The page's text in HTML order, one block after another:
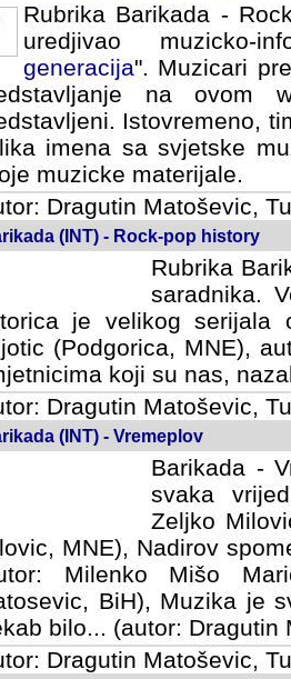
Rubrika Barikada -
uredjivao muzicko-
Muzicari predstavljeni u
ovom web portalu
tim nacinom
svjetske muzicke scene
Dragutin Matoševic,
(INT) - Rock-pop history
Rubrika
saradnika.
je velikog serijala
(Podgorica, MNE),
koji su nas,
Dragutin Matoševic,
(INT) - Vremeplov
Barikada -
svaka
Milovic,
Nadirov spomenar
Mišo Maric, UK),
je svirala (autor:
Dragutin Matosevic,
Dragutin Matoševic,